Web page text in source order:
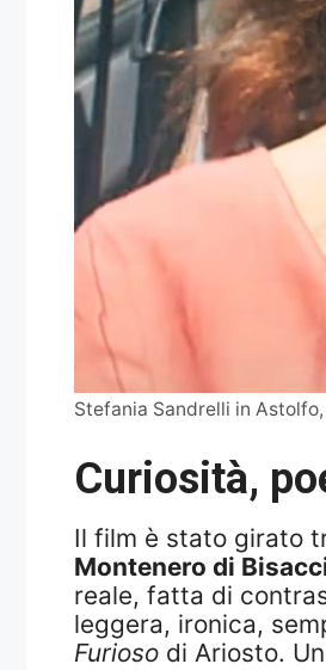
Stefania Sandrelli in Astolfo,
Curiosità,
Il film è stato girato
Montenero di
reale, fatta di
leggera, ironica,
Furioso di Ariosto.